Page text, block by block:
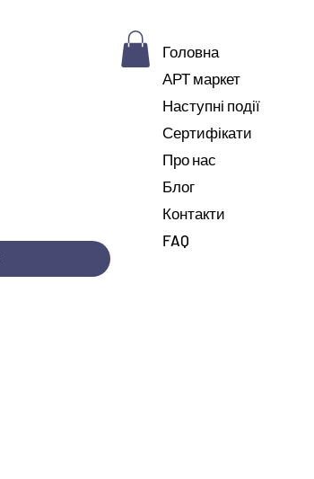
Головна
АРТ маркет
Наступні події
Сертифікати
Про нас
Блог
Контакти
FAQ